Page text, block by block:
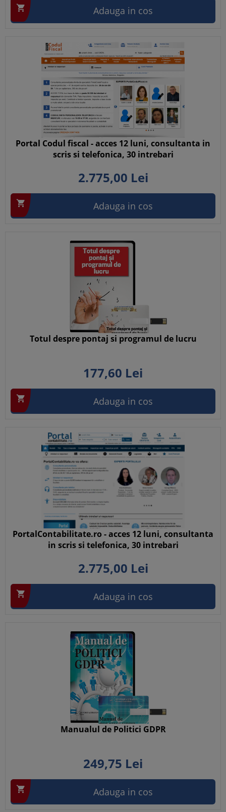
 Adauga in cos
Portal Codul fiscal - acces 12 luni, consultanta in
scris si telefonica, 30 intrebari
2.775,00 Lei
 Adauga in cos
Totul despre pontaj si programul de lucru
177,60 Lei
 Adauga in cos
PortalContabilitate.ro - acces 12 luni, consultanta
in scris si telefonica, 30 intrebari
2.775,00 Lei
 Adauga in cos
Manualul de Politici GDPR
249,75 Lei
 Adauga in cos